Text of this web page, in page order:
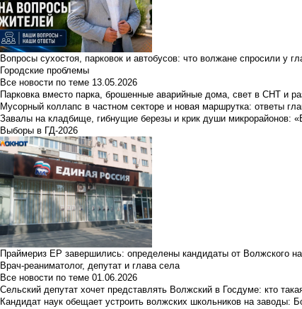
Вопросы сухостоя, парковок и автобусов: что волжане спросили у
Городские проблемы
Все новости по теме 13.05.2026
Парковка вместо парка, брошенные аварийные дома, свет в СНТ и
Мусорный коллапс в частном секторе и новая маршрутка: ответы
Завалы на кладбище, гибнущие березы и крик души микрорайонов:
Выборы в ГД-2026
Праймериз ЕР завершились: определены кандидаты от Волжского
Врач-реаниматолог, депутат и глава села
Все новости по теме 01.06.2026
Сельский депутат хочет представлять Волжский в Госдуме: кто
Кандидат наук обещает устроить волжских школьников на заводы: